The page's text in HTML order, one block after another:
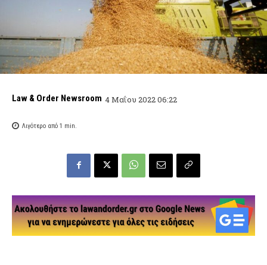
Law & Order Newsroom 4 Μαΐου 2022 06:22
Λιγότερο από 1 min.